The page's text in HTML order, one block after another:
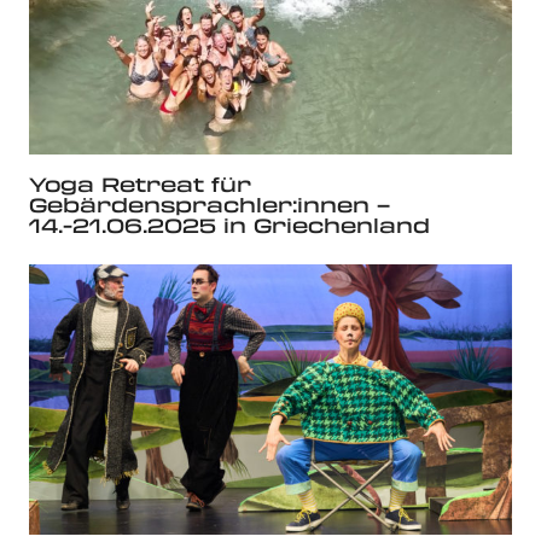
Yoga Retreat für
Gebärdensprachler:innen –
14.-21.06.2025 in Griechenland